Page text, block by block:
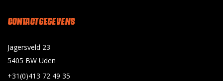
CONTACT GEGEVENS
Jagersveld 23
5405 BW Uden
+31(0)413 72 49 35